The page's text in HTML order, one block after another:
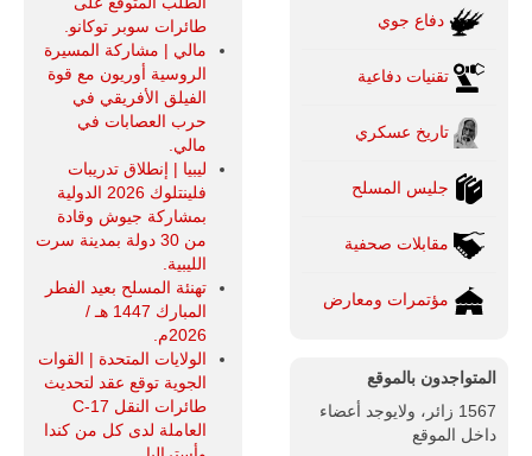
دفاع جوي
تقنيات دفاعية
تاريخ عسكري
جليس المسلح
مقابلات صحفية
مؤتمرات ومعارض
المتواجدون بالموقع
1567 زائر، ولايوجد أعضاء
داخل الموقع
طائرات سوبر توكانو.
مالي | مشاركة المسيرة
الروسية أوريون مع قوة
الفيلق الأفريقي في
حرب العصابات في
مالي.
ليبيا | إنطلاق تدريبات
فلينتلوك 2026 الدولية
بمشاركة جيوش وقادة
من 30 دولة بمدينة سرت
الليبية.
تهنئة المسلح بعيد الفطر
المبارك 1447 هـ /
2026م.
الولايات المتحدة | القوات
الجوية توقع عقد لتحديث
طائرات النقل C-17
العاملة لدى كل من كندا